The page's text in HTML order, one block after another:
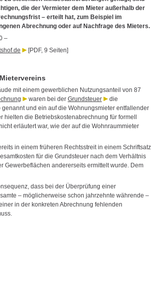
die der Vermieter dem Mieter außerhalb der
– erteilt hat, zum Beispiel im
Abrechnung oder auf Nachfrage des Mieters.
–
[PDF, 9 Seiten]
mit einem gewerblichen Nutzungsanteil von 87
waren bei der Grundsteuer
die
und ein auf die Wohnungsmieter entfallender
hielten die Betriebskostenabrechnung für formell
erläutert war, wie der auf die Wohnraummieter
in einem früheren Rechtsstreit in einem Schriftsatz
für die Grundsteuer nach dem Verhältnis
Gewerbeflächen andererseits ermittelt wurde. Dem
dass bei der Überprüfung einer
– möglicherweise schon jahrzehnte währende –
in der konkreten Abrechnung fehlenden